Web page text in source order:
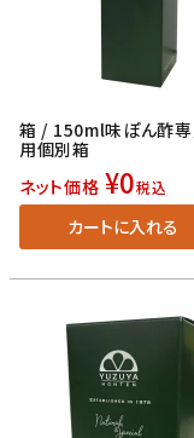
箱 / 150ml味ぽん酢
用個別箱
ネット価格 ¥0税込
カートに入れる